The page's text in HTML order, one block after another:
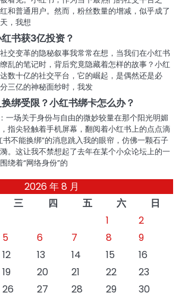
和普通用户。然而，粉丝数量的增减，似乎成了
，我想
书获3亿投资？
交变革的隐秘叙事我常常在想，当我们在小红书
乱的笔记时，背后究竟隐藏着怎样的故事？小红
数十亿的社交平台，它的崛起，是偶然还是必
三亿的神秘面纱时，我发
绑受限？小红书绑卡怎么办？
一场关于身份与自由的微妙较量在那个阳光明媚
指尖轻触着手机屏幕，翻阅着小红书上的点点滴
不能换绑”的消息跳入我的眼帘，仿佛一颗石子
。这让我不禁想起了去年在某个小众论坛上的一
绕着“网络身份”的
2026 年 8 月
三 四 五 六
日
1
2
5 6 7 8
9
12 13 14 15
16
19 20 21 22
23
26 27 28 29
30